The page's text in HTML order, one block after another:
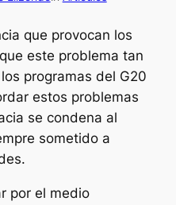
que provocan los
este problema tan
programas del G20
estos problemas
se condena al
sometido a
por el medio